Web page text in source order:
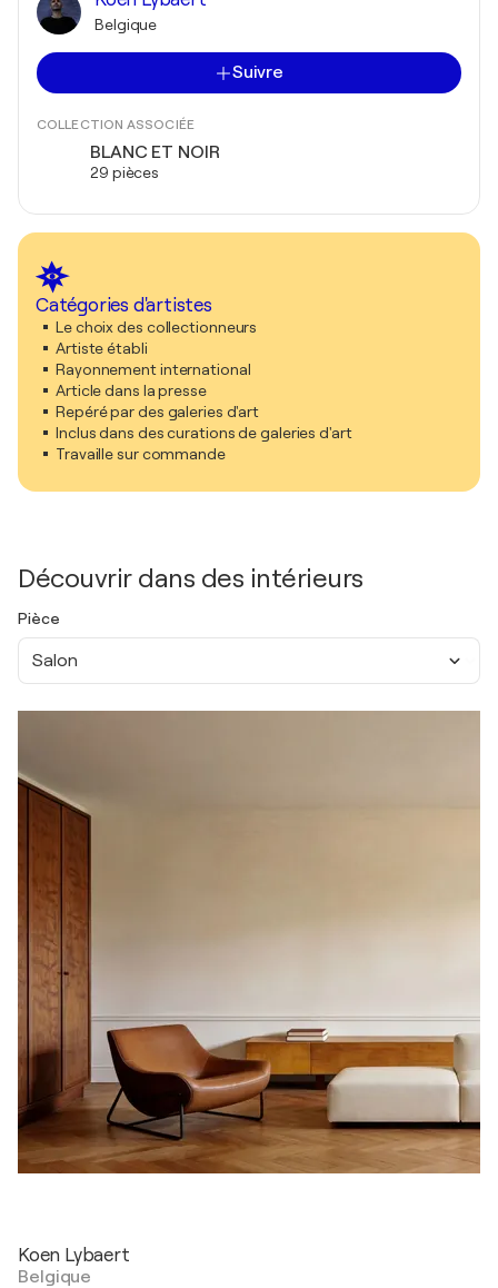
Belgique
Suivre
COLLECTION ASSOCIÉE
BLANC ET NOIR
29 pièces
Catégories d'artistes
Le choix des collectionneurs
Artiste établi
Rayonnement international
Article dans la presse
Repéré par des galeries d'art
Inclus dans des curations de galeries d'art
Travaille sur commande
Découvrir dans des intérieurs
Pièce
Salon
Koen Lybaert
Belgique